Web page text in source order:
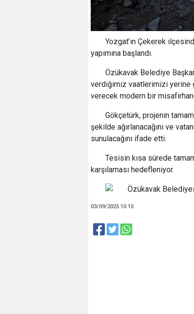
Yozgat’ın Çekerek
yapımına başlandı.
Özükavak Belediye
verdiğimiz vaatlerimizi yerine
verecek modern bir
Gökçetürk, projenin
şekilde ağırlanacağını ve
sunulacağını ifade etti.
Tesisin kısa sürede
karşılaması hedefleniyor.
03/09/2025 10:10